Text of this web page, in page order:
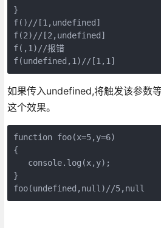
}
f()//[1,undefined]
f(2)//[2,undefined]
f(,1)//报错
f(undefined,1)//[1,1]
如果传入undefined,将触发该参数
这个效果。
function foo(x=5,y=6)
{
   console.log(x,y);
}
foo(undefined,null)//5,null